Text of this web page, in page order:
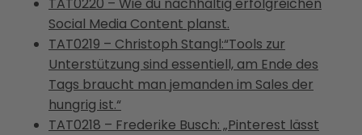
Social Media Content planst.
TAT0219 – Christoph Stangl:“Tools zur
Unterstützung sind essentiell, am Ende des
Tags braucht man jemanden im Sales der
hungrig ist.“
TAT0218 – Frederike Busch: „Pinterest lässt